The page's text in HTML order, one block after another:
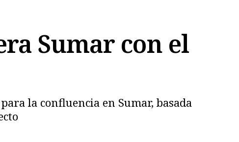
Sumar con el
la confluencia en Sumar, basada